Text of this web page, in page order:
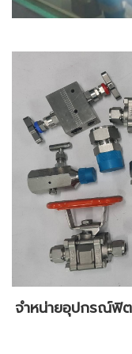
จำหน่ายอุปกรณ์ฟิ